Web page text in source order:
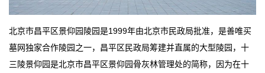
北京市昌平区景仰园陵园是1999年由北京市民政局批准，是善唯买
墓网独家合作陵园之一，昌平区民政局筹建并直属的大型陵园，十
三陵景仰园是北京市昌平区景仰园骨灰林管理处的简称，因为在十